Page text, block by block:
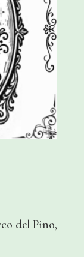
del Pino,